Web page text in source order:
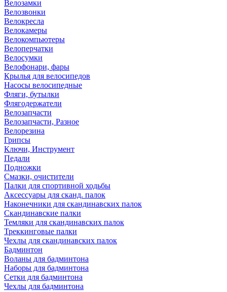
Велозамки
Велозвонки
Велокресла
Велокамеры
Велокомпьютеры
Велоперчатки
Велосумки
Велофонари, фары
Крылья для велосипедов
Насосы велосипедные
Фляги, бутылки
Флягодержатели
Велозапчасти
Велозапчасти, Разное
Велорезина
Грипсы
Ключи, Инструмент
Педали
Подножки
Смазки, очистители
Палки для спортивной ходьбы
Аксессуары для сканд. палок
Наконечники для скандинавских палок
Скандинавские палки
Темляки для скандинавских палок
Треккинговые палки
Чехлы для скандинавских палок
Бадминтон
Воланы для бадминтона
Наборы для бадминтона
Сетки для бадминтона
Чехлы для бадминтона